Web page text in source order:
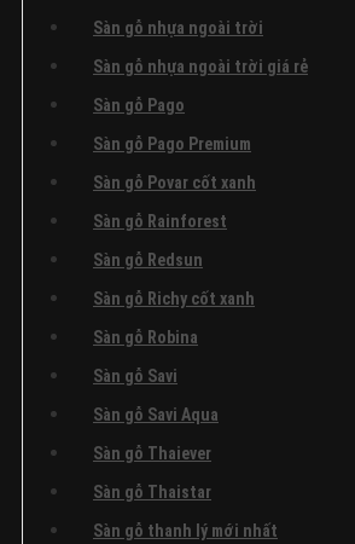
Sàn gỗ nhựa ngoài trời
Sàn gỗ nhựa ngoài trời giá rẻ
Sàn gỗ Pago
Sàn gỗ Pago Premium
Sàn gỗ Povar cốt xanh
Sàn gỗ Rainforest
Sàn gỗ Redsun
Sàn gỗ Richy cốt xanh
Sàn gỗ Robina
Sàn gỗ Savi
Sàn gỗ Savi Aqua
Sàn gỗ Thaiever
Sàn gỗ Thaistar
Sàn gỗ thanh lý mới nhất